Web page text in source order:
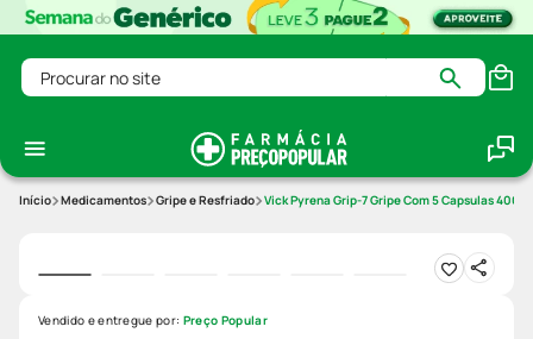
Procurar no site
Medicamentos Gripe e Resfriado Vick Pyrena Grip-7 Gripe Com 5 Capsulas
Vendido e entregue por: Preço Popular